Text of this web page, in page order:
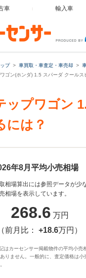
車 輸入車
プ 車買取・車査定・車売却
ゴン(ホンダ) 1.5 スパーダ クール
ップワゴン
には？
年8月平均小売相場
相場算出には参照データが少
相場を表示しています。
268.6 万円
（前月比： +18.6万円）
はカーセンサー掲載物件の平均小売
りません。一般的に、査定価格は小